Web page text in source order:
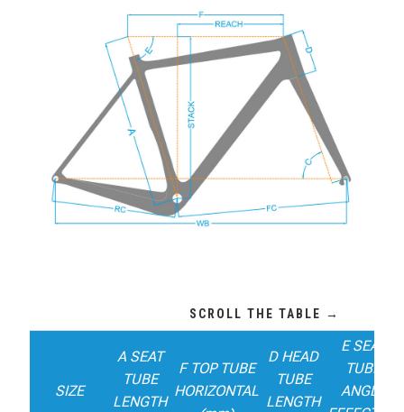
SIZE
A SEAT
TUBE
LENGTH
F TOP TUBE
HORIZONTAL
D HEAD
TUBE
LENGTH
E SEAT
TUBE
ANGLE